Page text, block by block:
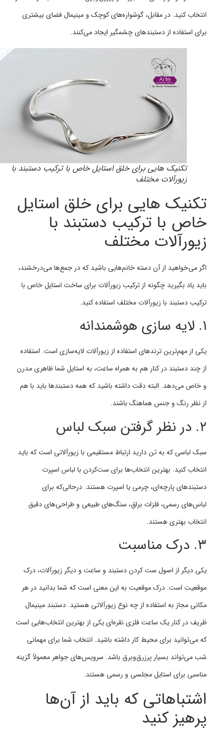
انتخاب کنید. در مقابل، گوشواره‌های کوچک و مینیمال فضای بیشتری
برای استفاده از دستبندهای چشمگیر ایجاد می‌کنند.
تکنیک‌ هایی برای خلق استایل خاص با ترکیب دستبند با
زیورآلات مختلف
تکنیک‌ هایی برای خلق استایل
خاص با ترکیب دستبند با
زیورآلات مختلف
اگر می‌خواهید از آن دسته خانم‌هایی باشید که در جمع‌ها می‌درخشند،
باید یاد بگیرید چگونه از ترکیب زیورآلات برای ساخت استایل خاص با
ترکیب دستبند با زیورآلات مختلف استفاده کنید.
یکی از مهم‌ترین ترندهای استفاده از زیورآلات لایه‌سازی است. استفاده
از چند دستبند در کنار هم به همراه ساعت، به استایل شما ظاهری مدرن
و خاص می‌دهد. البته دقت داشته باشید که همه دستبندها باید با هم
از نظر رنگ و جنس هماهنگ باشند.
۲. در نظر گرفتن سبک لباس
سبک لباسی که به تن دارید ارتباط مستقیمی با زیورآلاتی است که باید
انتخاب کنید. بهترین انتخاب‌ها برای ست‌کردن با لباس اسپرت
دستبندهای پارچه‌ای، چرمی یا اسپرت هستند. درحالی‌که برای
لباس‌های رسمی، فلزات براق، سنگ‌های طبیعی و طراحی‌های دقیق
انتخاب بهتری هستند.
۳. درک مناسبت
یکی دیگر از اصول ست کردن دستبند و ساعت و دیگر زیورآلات، درک
موقعیت است. درک موقعیت به این معنی است که شما بدانید در هر
مکانی مجاز به استفاده از چه نوع زیورآلاتی هستید. دستبند مینیمال
ظریف در کنار یک ساعت فلزی نقره‌ای یکی از بهترین انتخاب‌هایی است
که می‌توانید برای محیط کار داشته باشید. انتخاب شما برای مهمانی
شب می‌تواند بسیار پرزرق‌وبرق باشد. سرویس‌های جواهر معمولاً گزینه
مناسبی برای استایل مجلسی و رسمی هستند.
اشتباهاتی که باید از آن‌ها
پرهیز کنید